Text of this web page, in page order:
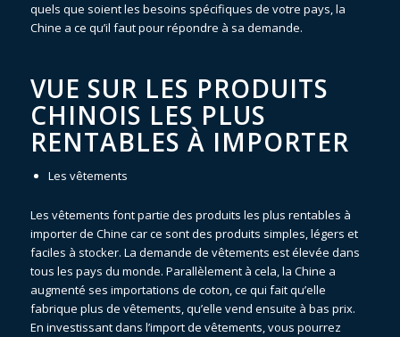
quels que soient les besoins spécifiques de votre pays, la
Chine a ce qu’il faut pour répondre à sa demande.
VUE SUR LES PRODUITS
CHINOIS LES PLUS
RENTABLES À IMPORTER
Les vêtements
Les vêtements font partie des produits les plus rentables à
importer de Chine car ce sont des produits simples, légers et
faciles à stocker. La demande de vêtements est élevée dans
tous les pays du monde. Parallèlement à cela, la Chine a
augmenté ses importations de coton, ce qui fait qu’elle
fabrique plus de vêtements, qu’elle vend ensuite à bas prix.
En investissant dans l’import de vêtements, vous pourrez